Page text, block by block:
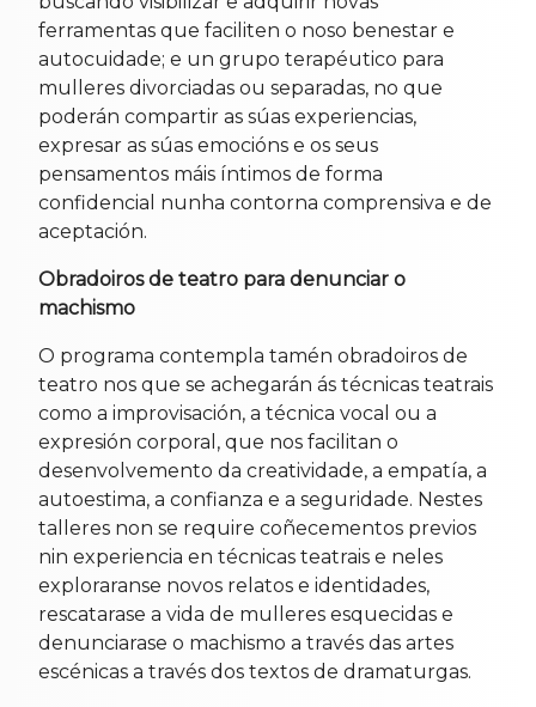
ferramentas que faciliten o noso benestar e
autocuidade; e un grupo terapéutico para
mulleres divorciadas ou separadas, no que
poderán compartir as súas experiencias,
expresar as súas emocións e os seus
pensamentos máis íntimos de forma
confidencial nunha contorna comprensiva e de
aceptación.
Obradoiros de teatro para denunciar o
machismo
O programa contempla tamén obradoiros de
teatro nos que se achegarán ás técnicas teatrais
como a improvisación, a técnica vocal ou a
expresión corporal, que nos facilitan o
desenvolvemento da creatividade, a empatía, a
autoestima, a confianza e a seguridade. Nestes
talleres non se require coñecementos previos
nin experiencia en técnicas teatrais e neles
exploraranse novos relatos e identidades,
rescatarase a vida de mulleres esquecidas e
denunciarase o machismo a través das artes
escénicas a través dos textos de dramaturgas.